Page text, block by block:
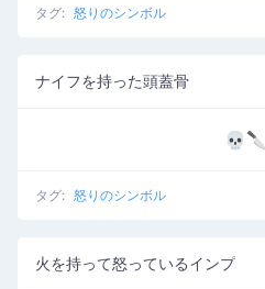
タグ: 怒りのシンボル
ナイフを持った頭蓋骨
💀🔪
タグ: 怒りのシンボル
火を持って怒っているインプ